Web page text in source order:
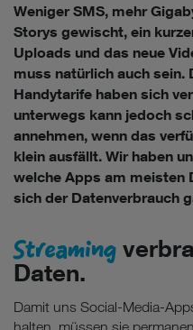
Weniger SMS, mehr
Storys gewischt, ein
Uploads und das neue
muss natürlich auch sein.
Handytarife haben sich
unterwegs kann jedoch
annehmen, wenn das
klein ausfällt. Wir haben
welche Apps am meisten
sich der Datenverbrauch
Streaming
Daten.
Damit uns Social-Media-